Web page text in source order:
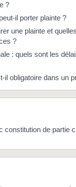
?
il porter plainte ?
une plainte et
?
: quels sont les
il obligatoire dans un
constitution de partie